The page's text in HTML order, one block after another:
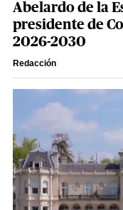
Abelardo de la
presidente de
2026-2030
Redacción